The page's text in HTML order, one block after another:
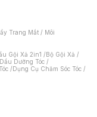
Trang Mắt / Môi
Gội Xả 2in1 /Bộ Gội Xả /
Dưỡng Tóc /
/Dụng Cụ Chăm Sóc Tóc /